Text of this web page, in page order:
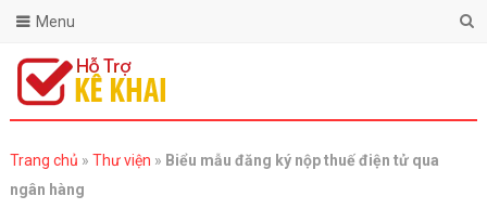
Menu
Trang chủ » Thư viện » Biểu mẫu đăng ký nộp thuế điện tử qua
ngân hàng